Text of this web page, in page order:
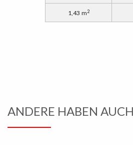
1,43 m2
ANDERE HABEN